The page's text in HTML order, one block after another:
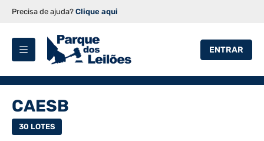
Precisa de ajuda? Clique aqui
ENTRAR
CAESB
30 LOTES